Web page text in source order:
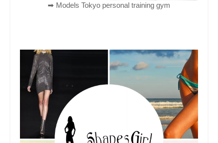
➡︎ Models Tokyo personal training gym